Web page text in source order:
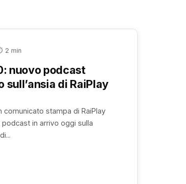
2 min
nuovo podcast
sull’ansia di RaiPlay
comunicato stampa di RaiPlay
in arrivo oggi sulla